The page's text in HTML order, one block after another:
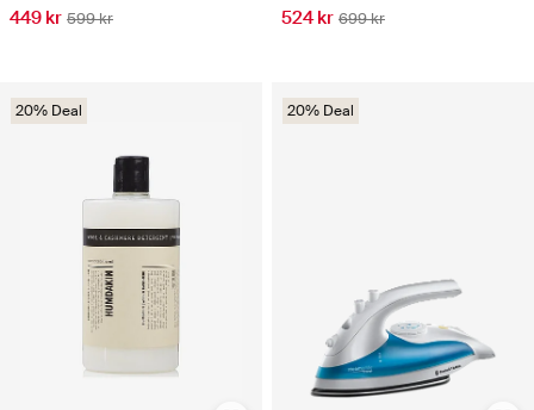
449 kr 599 kr 524 kr 699 kr
20% Deal 20% Deal